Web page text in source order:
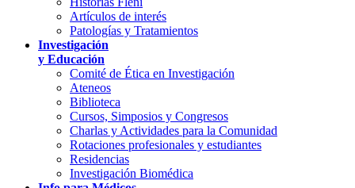
Artículos de interés
Patologías y Tratamientos
Investigación
y Educación
Comité de Ética en Investigación
Ateneos
Biblioteca
Cursos, Simposios y Congresos
Charlas y Actividades para la Comunidad
Rotaciones profesionales y estudiantes
Residencias
Investigación Biomédica